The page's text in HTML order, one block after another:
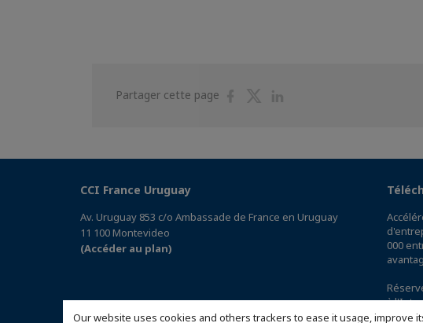
Our website uses cookies and others trackers to ease it usage,
Partager cette page
PartagerPartager
CCI France Uruguay
Av. Uruguay 853 c/o Ambassade de France en Uruguay
11 100 Montevideo
(Accéder au plan)
000
à